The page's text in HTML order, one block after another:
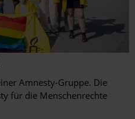
Amnesty-Gruppe. Die
für die Menschenrechte